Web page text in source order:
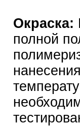
Окраска:
полной